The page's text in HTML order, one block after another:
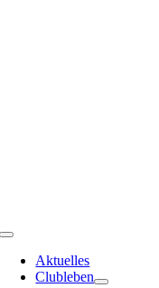
Toggle
NavigationAktuelles
Clubleben